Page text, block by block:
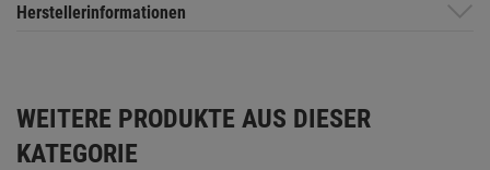
Herstellerinformationen
WEITERE PRODUKTE AUS DIESER
KATEGORIE